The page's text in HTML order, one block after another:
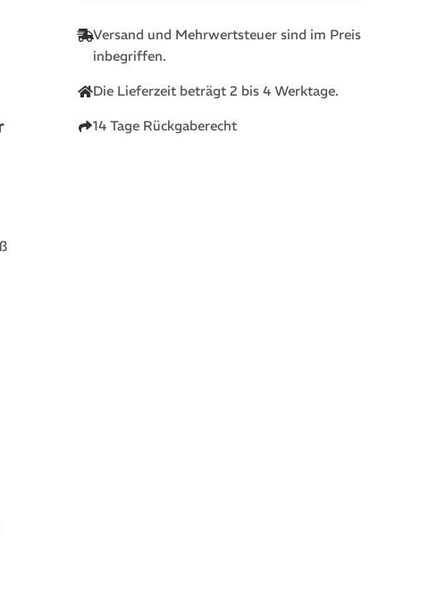
Versand und Mehrwertsteuer sind im Preis
inbegriffen.
Die Lieferzeit beträgt 2 bis 4 Werktage.
14 Tage Rückgaberecht